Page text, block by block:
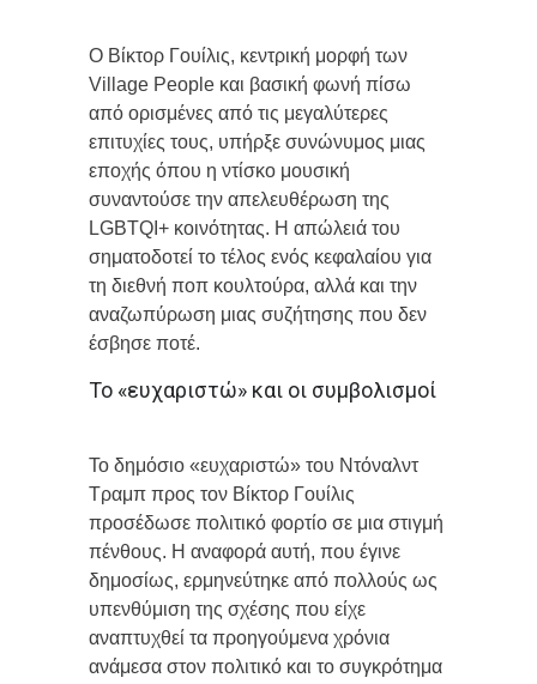
Ο Βίκτορ Γουίλις, κεντρική μορφή των
Village People και βασική φωνή πίσω
από ορισμένες από τις μεγαλύτερες
επιτυχίες τους, υπήρξε συνώνυμος μιας
εποχής όπου η ντίσκο μουσική
συναντούσε την απελευθέρωση της
LGBTQI+ κοινότητας. Η απώλειά του
σηματοδοτεί το τέλος ενός κεφαλαίου για
τη διεθνή ποπ κουλτούρα, αλλά και την
αναζωπύρωση μιας συζήτησης που δεν
έσβησε ποτέ.
Το «ευχαριστώ» και οι συμβολισμοί
Το δημόσιο «ευχαριστώ» του Ντόναλντ
Τραμπ προς τον Βίκτορ Γουίλις
προσέδωσε πολιτικό φορτίο σε μια στιγμή
πένθους. Η αναφορά αυτή, που έγινε
δημοσίως, ερμηνεύτηκε από πολλούς ως
υπενθύμιση της σχέσης που είχε
αναπτυχθεί τα προηγούμενα χρόνια
ανάμεσα στον πολιτικό και το συγκρότημα